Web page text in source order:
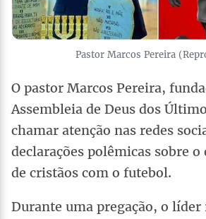
Pastor Marcos Pereira
O pastor Marcos Pereira,
Assembleia de Deus dos
chamar atenção nas redes
declarações polêmicas sobre
de cristãos com o futebol.
Durante uma pregação, o